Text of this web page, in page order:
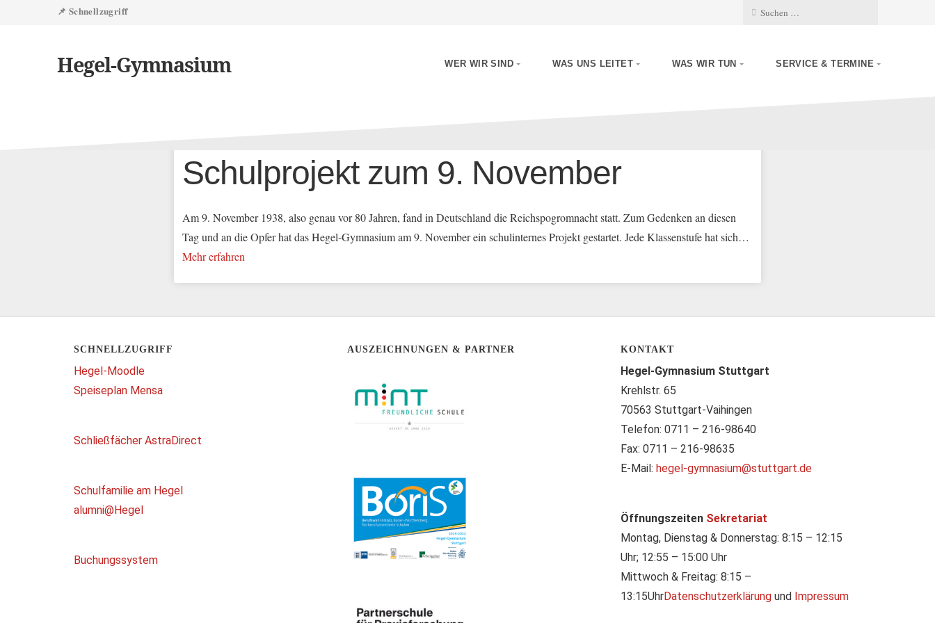
📌 Schnellzugriff
Hegel-Gymnasium WER WIR SIND WAS UNS LEITET WAS WIR TUN SERVICE & TERMINE
Schulprojekt zum 9. November
Am 9. November 1938, also genau vor 80 Jahren, fand in Deutschland die Reichspogromnacht statt. Zum Gedenken an diesen
Tag und an die Opfer hat das Hegel-Gymnasium am 9. November ein schulinternes Projekt gestartet. Jede Klassenstufe hat sich…
Mehr erfahren
SCHNELLZUGRIFF
Hegel-Moodle
Speiseplan Mensa
Schließfächer AstraDirect
Schulfamilie am Hegel
alumni@Hegel
Buchungssystem
AUSZEICHNUNGEN & PARTNER KONTAKT
Hegel-Gymnasium Stuttgart
Krehlstr. 65
70563 Stuttgart-Vaihingen
Telefon: 0711 – 216-98640
Fax: 0711 – 216-98635
E-Mail: hegel-gymnasium@stuttgart.de
Öffnungszeiten Sekretariat
Montag, Dienstag & Donnerstag: 8:15 – 12:15
Uhr; 12:55 – 15:00 Uhr
Mittwoch & Freitag: 8:15 –
13:15UhrDatenschutzerklärungund Impressum